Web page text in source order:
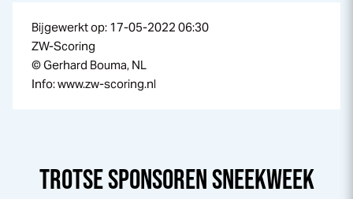
Bijgewerkt op: 17-05-2022 06:30
ZW-Scoring
© Gerhard Bouma, NL
Info: www.zw-scoring.nl
TROTSE SPONSORENSNEEKWEEK